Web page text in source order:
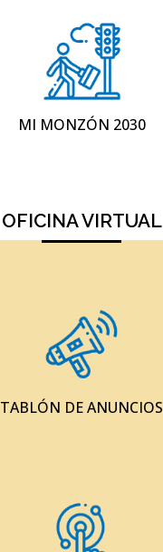
MI MONZÓN 2030
OFICINA VIRTUAL
TABLÓN DE ANUNCIOS